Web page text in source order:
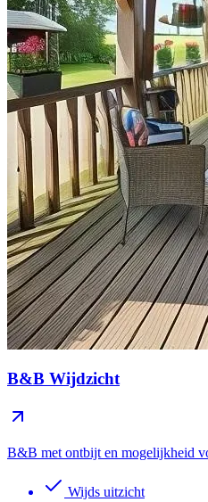
B&B Wijdzicht
B&B met ontbijt en mogelijkheid
Wijds uitzicht